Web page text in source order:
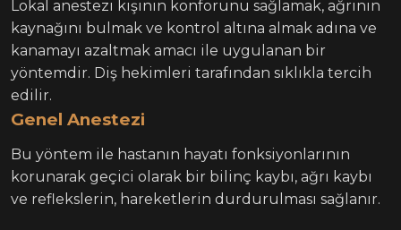
Lokal anestezi kişinin konforunu sağlamak, ağrının
kaynağını bulmak ve kontrol altına almak adına ve
kanamayı azaltmak amacı ile uygulanan bir
yöntemdir. Diş hekimleri tarafından sıklıkla tercih
edilir.
Genel Anestezi
Bu yöntem ile hastanın hayatı fonksiyonlarının
korunarak geçici olarak bir bilinç kaybı, ağrı kaybı
ve reflekslerin, hareketlerin durdurulması sağlanır.